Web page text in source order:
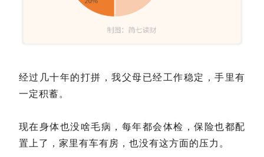
经过几十年的打拼，我父母已经工作稳定，手里有
一定积蓄。
现在身体也没啥毛病，每年都会体检，保险也都配
置上了，家里有车有房，也没有这方面的压力。